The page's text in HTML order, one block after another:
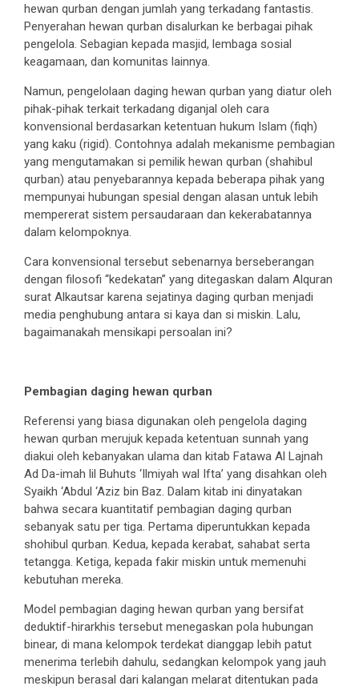
hewan qurban dengan jumlah yang terkadang fantastis.
Penyerahan hewan qurban disalurkan ke berbagai pihak
pengelola. Sebagian kepada masjid, lembaga sosial
keagamaan, dan komunitas lainnya.
Namun, pengelolaan daging hewan qurban yang diatur oleh
pihak-pihak terkait terkadang diganjal oleh cara
konvensional berdasarkan ketentuan hukum Islam (fiqh)
yang kaku (rigid). Contohnya adalah mekanisme pembagian
yang mengutamakan si pemilik hewan qurban (shahibul
qurban) atau penyebarannya kepada beberapa pihak yang
mempunyai hubungan spesial dengan alasan untuk lebih
mempererat sistem persaudaraan dan kekerabatannya
dalam kelompoknya.
Cara konvensional tersebut sebenarnya berseberangan
dengan filosofi “kedekatan” yang ditegaskan dalam Alquran
surat Alkautsar karena sejatinya daging qurban menjadi
media penghubung antara si kaya dan si miskin. Lalu,
bagaimanakah mensikapi persoalan ini?
Pembagian daging hewan qurban
Referensi yang biasa digunakan oleh pengelola daging
hewan qurban merujuk kepada ketentuan sunnah yang
diakui oleh kebanyakan ulama dan kitab Fatawa Al Lajnah
Ad Da-imah lil Buhuts ‘Ilmiyah wal Ifta’ yang disahkan oleh
Syaikh ‘Abdul ‘Aziz bin Baz. Dalam kitab ini dinyatakan
bahwa secara kuantitatif pembagian daging qurban
sebanyak satu per tiga. Pertama diperuntukkan kepada
shohibul qurban. Kedua, kepada kerabat, sahabat serta
tetangga. Ketiga, kepada fakir miskin untuk memenuhi
kebutuhan mereka.
Model pembagian daging hewan qurban yang bersifat
deduktif-hirarkhis tersebut menegaskan pola hubungan
binear, di mana kelompok terdekat dianggap lebih patut
menerima terlebih dahulu, sedangkan kelompok yang jauh
meskipun berasal dari kalangan melarat ditentukan pada